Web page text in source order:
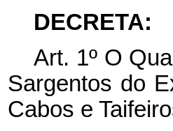
DECRETA:
Art. 1º O
Sargentos do
Cabos e